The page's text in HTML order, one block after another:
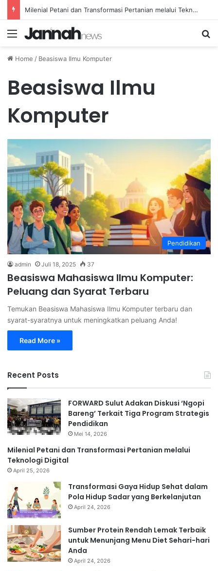
Milenial Petani dan Transformasi Pertanian melalui Teknologi Digital
Menu
Home / Beasiswa Ilmu Komputer
Beasiswa Ilmu
Komputer
Pendidikan
admin Juli 18, 2025 37
Beasiswa Mahasiswa Ilmu Komputer:
Peluang dan Syarat Terbaru
Temukan Beasiswa Mahasiswa Ilmu Komputer terbaru dan
syarat-syaratnya untuk meningkatkan peluang Anda!
Read More »
Recent Posts
FORWARD Sulut Adakan Diskusi ‘Ngopi
Bareng’ Terkait Tiga Program Strategis
Pendidikan
Mei 14, 2026
Milenial Petani dan Transformasi Pertanian melalui
Teknologi Digital
April 25, 2026
Transformasi Gaya Hidup Sehat dalam
Pola Hidup Sadar yang Berkelanjutan
April 24, 2026
Sumber Protein Rendah Lemak Terbaik
untuk Menunjang Menu Diet Sehari-hari
Anda
April 24, 2026